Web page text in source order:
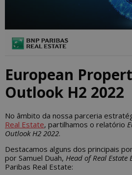
European
Outlook H2 2022
No âmbito da nossa parceria
Real Estate, partilhamos o relatório
Outlook H2 2022.
Destacamos alguns dos principais
por Samuel Duah, Head of Real Estate
Paribas Real Estate: